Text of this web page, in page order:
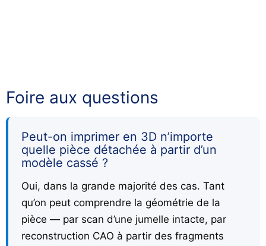
Foire aux questions
Peut-on imprimer en 3D n’importe
quelle pièce détachée à partir d’un
modèle cassé ?
Oui, dans la grande majorité des cas. Tant
qu’on peut comprendre la géométrie de la
pièce — par scan d’une jumelle intacte, par
reconstruction CAO à partir des fragments